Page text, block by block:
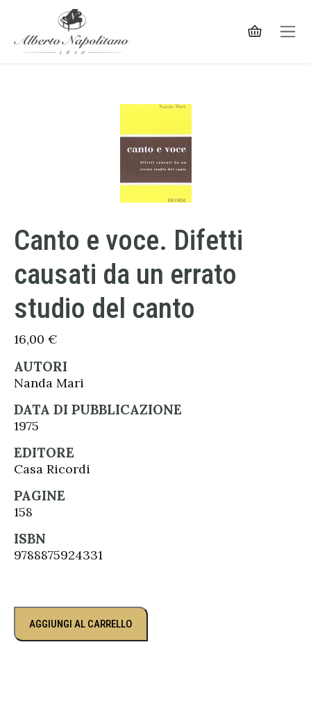
Canto e voce. Difetti
causati da un errato
studio del canto
16,00 €
AUTORI
Nanda Mari
DATA DI PUBBLICAZIONE
1975
EDITORE
Casa Ricordi
PAGINE
158
ISBN
9788875924331
AGGIUNGI AL CARRELLO